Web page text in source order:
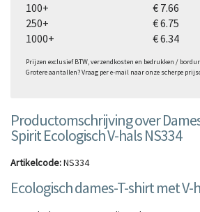
100+
€ 7.66
250+
€ 6.75
1000+
€ 6.34
Prijzen exclusief BTW, verzendkosten en bedrukken /
Grotere aantallen? Vraag per e-mail naar onze scherpe
Productomschrijving over
Spirit Ecologisch V-hals NS334
Artikelcode:NS334
Ecologisch dames-T-shirt met V-